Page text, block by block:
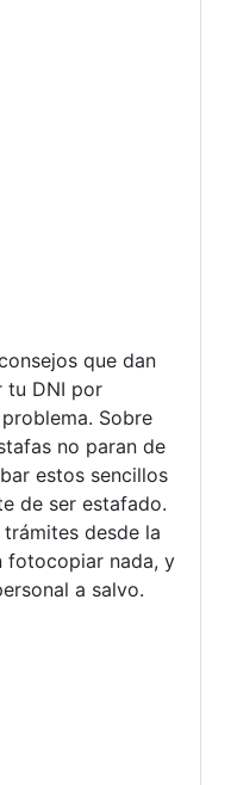
que dan
tu DNI por
Sobre
no paran de
estos sencillos
de ser estafado.
desde la
fotocopiar nada, y
a salvo.